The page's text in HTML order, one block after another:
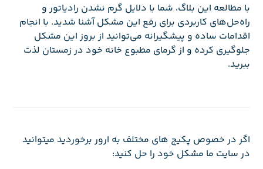
با مطالعه این بلاگ، شما با دلایل گرم نشدن رادیاتور و
راه‌حل‌های کاربردی برای رفع این مشکل آشنا شدید. با انجام
اقدامات ساده و پیشگیرانه می‌توانید از بروز این مشکل
جلوگیری کرده و از گرمای مطبوع خانه خود در زمستان لذت
ببرید.
اگر در خصوص پکیج های مختلف به ارور برخوردید میتوانید
در سایت ما مشکل خود را حل کنید: